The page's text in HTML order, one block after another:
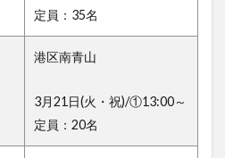
定員：35名
港区南青山
3月21日(火・祝)/①13:00～
定員：20名